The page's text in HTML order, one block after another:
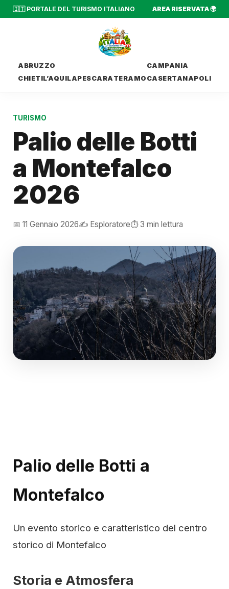
🇮🇹 PORTALE DEL TURISMO ITALIANO AREA RISERVATA 🌍
ABRUZZO
CHIETIL’AQUILAPESCARA TERAMO
CAMPANIA
CASERTANAPOLI
TURISMO
Palio delle Botti
a Montefalco
2026
📅 11 Gennaio 2026✍️ Esploratore⏱️ 3 min lettura
Palio delle Botti a
Montefalco
Un evento storico e caratteristico del centro
storico di Montefalco
Storia e Atmosfera